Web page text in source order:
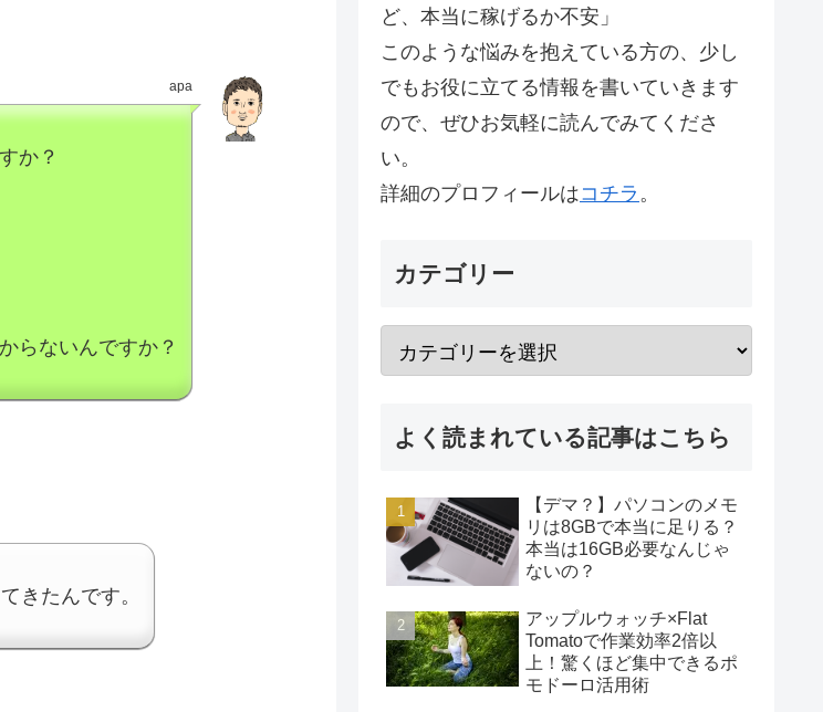
apa
か？
らないんですか？
きたんです。
ど、本当に稼げるか不安」
このような悩みを抱えている方の、少し
でもお役に立てる情報を書いていきます
ので、ぜひお気軽に読んでみてくださ
い。
詳細のプロフィールはコチラ 。
カテゴリー
よく読まれている記事はこちら
【デマ？】パソコンのメモ
リは8GBで本当に足りる？
本当は16GB必要なんじゃ
ないの？
アップルウォッチ×Flat
Tomatoで作業効率2倍以
上！驚くほど集中できるポ
モドーロ活用術